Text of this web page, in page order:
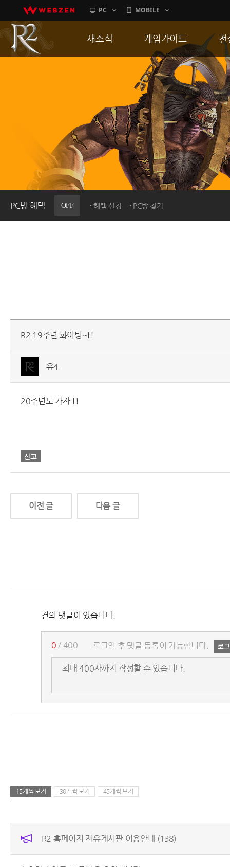
PC MOBILE
PC방 혜택 OFF 혜택 신청 PC방 찾기
새소식
이벤트
히스토리
PC방으로간다
게임가이드
게임 특징
서버가이드
신병훈련소
세부가이드
통합보급센터
전
통
공
R2 19주년 화이팅~!!
유4
20주년도 가자 !!
이전 글 다음 글
건의 댓글이 있습니다.
로그인 후 댓글 등록이 가능합니다.
0 / 400
15개씩 보기 30개씩 보기 45개씩 보기
R2 홈페이지 자유게시판 이용안내 (138)